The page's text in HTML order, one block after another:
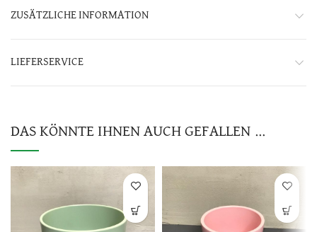
ZUSÄTZLICHE INFORMATION
LIEFERSERVICE
DAS KÖNNTE IHNEN AUCH GEFALLEN …